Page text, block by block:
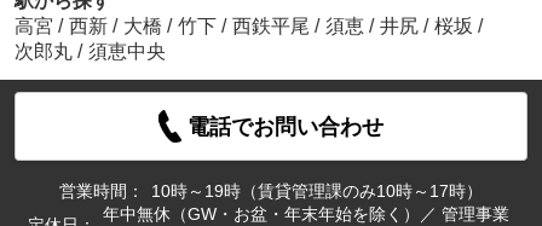
高宮 / 西新 / 大橋 / 竹下 / 西鉄平尾 / 須恵 / 井尻 / 桜坂 /
次郎丸 / 須恵中央
電話でお問い合わせ
営業時間：
10時～19時（賃貸管理課のみ10時～17時）
年中無休（GW・お盆・年末年始を除く）／ 管理事業